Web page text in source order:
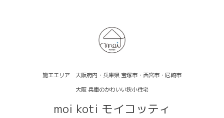
施工エリア 大阪府内・兵庫県 宝塚市・西宮市・尼崎市
大阪 兵庫のかわいい狭小住宅
moi koti モイコッティ